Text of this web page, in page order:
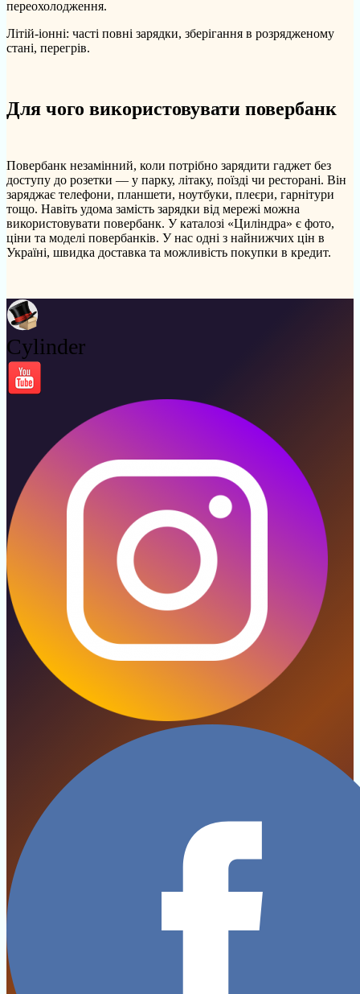
переохолодження.
Літій-іонні: часті повні зарядки, зберігання в розрядженому
стані, перегрів.
Для чого використовувати повербанк
Повербанк незамінний, коли потрібно зарядити гаджет без
доступу до розетки — у парку, літаку, поїзді чи ресторані. Він
заряджає телефони, планшети, ноутбуки, плеєри, гарнітури
тощо. Навіть удома замість зарядки від мережі можна
використовувати повербанк. У каталозі «Циліндра» є фото,
ціни та моделі повербанків. У нас одні з найнижчих цін в
Україні, швидка доставка та можливість покупки в кредит.
Cylinder